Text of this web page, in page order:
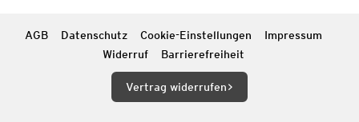
AGB Datenschutz Cookie-Einstellungen
Impressum
Widerruf
Barrierefreiheit
Vertrag widerrufen